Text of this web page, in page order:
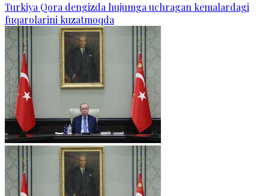
Turkiya Qora dengizda hujumga uchragan kemalardagi
fuqarolarini kuzatmoqda